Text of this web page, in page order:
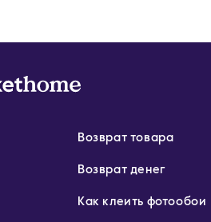
Возврат товара
Возврат денег
Как клеить фотообои